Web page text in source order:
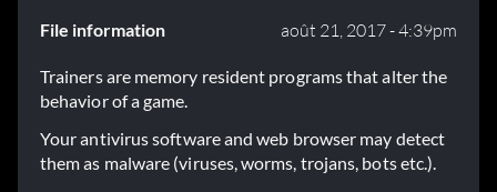
File information août 21, 2017 - 4:39pm
Trainers are memory resident programs that alter the
behavior of a game.
Your antivirus software and web browser may detect
them as malware (viruses, worms, trojans, bots etc.).